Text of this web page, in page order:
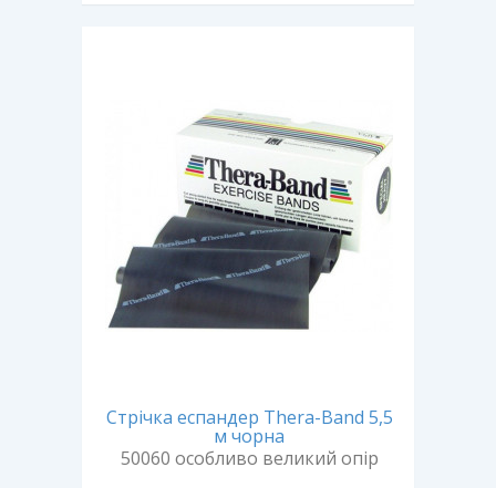
Стрічка еспандер Thera-Band 5,5
м чорна
50060 особливо великий опір